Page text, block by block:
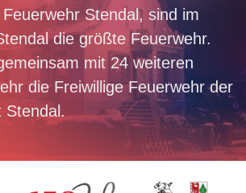
Feuerwehr Stendal, sind im
die größte Feuerwehr.
mit 24 weiteren
die Freiwillige Feuerwehr der
Stendal.